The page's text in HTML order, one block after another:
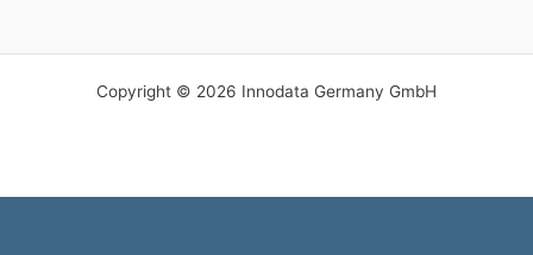
Copyright © 2026 Innodata Germany GmbH